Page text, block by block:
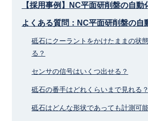
【採用事例】NC平面研削盤の自動
よくある質問：NC平面研削盤の自
砥石にクーラントをかけたままの状
る？
センサの信号はいくつ出せる？
砥石の番手はどれくらいまで見れる？
砥石はどんな形状であっても計測可